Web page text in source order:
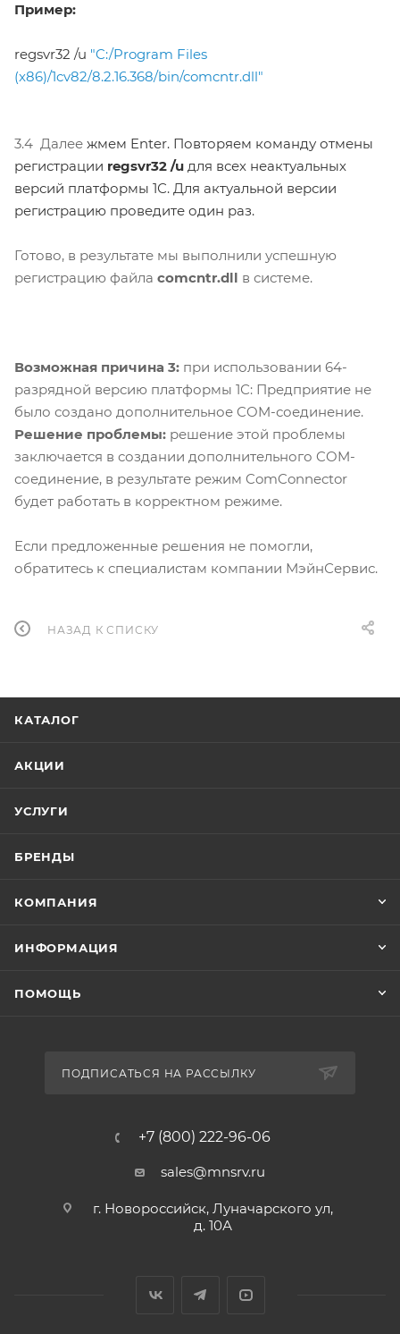
Пример:
regsvr32 /u "C:/Program Files
(x86)/1cv82/8.2.16.368/bin/comcntr.dll"
3.4 Далее жмем Enter. Повторяем команду отмены
регистрации regsvr32 /u для всех неактуальных
версий платформы 1С. Для актуальной версии
регистрацию проведите один раз.
Готово, в результате мы выполнили успешную
регистрацию файла comcntr.dll в системе.
Возможная причина 3: при использовании 64-
разрядной версию платформы 1С: Предприятие не
было создано дополнительное COM-соединение.
Решение проблемы: решение этой проблемы
заключается в создании дополнительного COM-
соединение, в результате режим ComConnector
будет работать в корректном режиме.
Если предложенные решения не помогли,
обратитесь к специалистам компании МэйнСервис.
НАЗАД К СПИСКУ
КАТАЛОГ
АКЦИИ
УСЛУГИ
БРЕНДЫ
КОМПАНИЯ
ИНФОРМАЦИЯ
ПОМОЩЬ
ПОДПИСАТЬСЯ НА РАССЫЛКУ
+7 (800) 222-96-06
sales@mnsrv.ru
г. Новороссийск, Луначарского ул,
д. 10А